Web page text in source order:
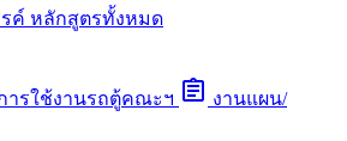
ค์ หลักสูตรทั้งหมด
ารใช้งานรถตู้คณะฯ assignment งานแผน/